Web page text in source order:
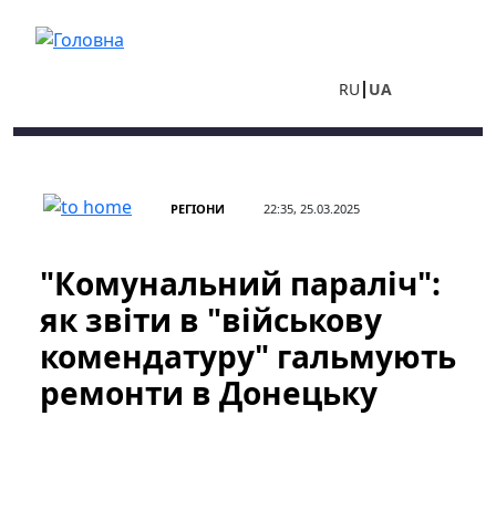
RU UA
РЕГІОНИ 22:35, 25.03.2025
"Комунальний параліч":
як звіти в "військову
комендатуру" гальмують
ремонти в Донецьку